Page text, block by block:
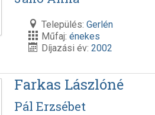
Település:Gerlén
Műfaj:énekes
Díjazási év:2002
Farkas Lászlóné
Pál Erzsébet